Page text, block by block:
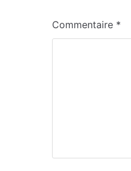
Commentaire *